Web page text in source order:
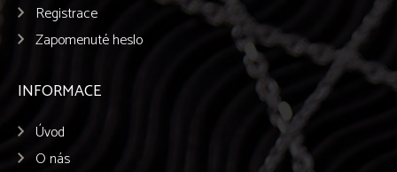
Registrace
Zapomenuté heslo
INFORMACE
Úvod
O nás